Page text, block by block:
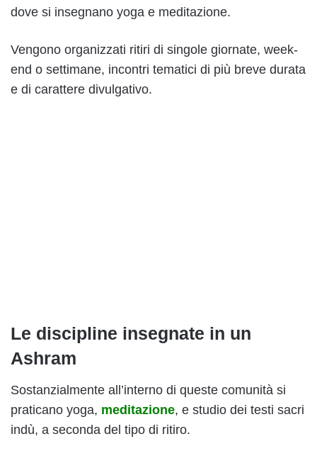
dove si insegnano yoga e meditazione.
Vengono organizzati ritiri di singole giornate, week-
end o settimane, incontri tematici di più breve durata
e di carattere divulgativo.
Le discipline insegnate in un
Ashram
Sostanzialmente all’interno di queste comunità si
praticano yoga, meditazione, e studio dei testi sacri
indù, a seconda del tipo di ritiro.